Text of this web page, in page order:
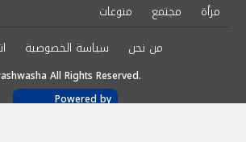
مرأة
مجتمع
منوعات
من نحن
سياسة الخصوصية
All Rights Reserved.
Powered by